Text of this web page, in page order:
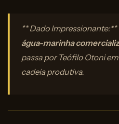
** Dado Impressionante:**
água-marinha
passa por Teófilo Otoni
cadeia produtiva.